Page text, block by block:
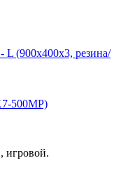
L (900x400x3, резина/
500MP)
игровой.